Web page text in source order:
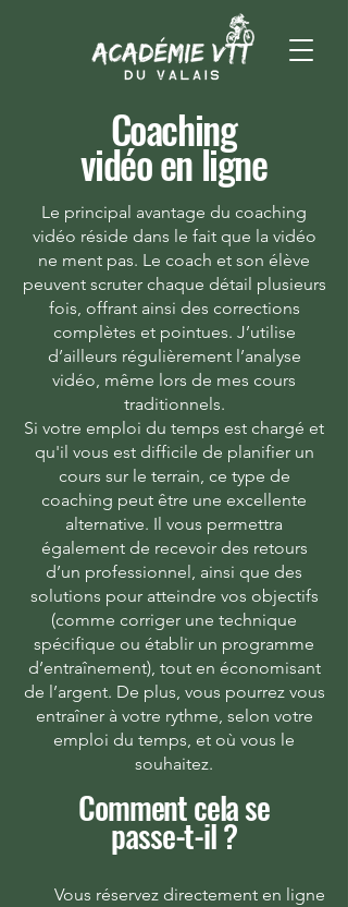
Coaching
vidéo en ligne
Le principal avantage du coaching
vidéo réside dans le fait que la vidéo
ne ment pas. Le coach et son élève
peuvent scruter chaque détail plusieurs
fois, offrant ainsi des corrections
complètes et pointues. J’utilise
d’ailleurs régulièrement l’analyse
vidéo, même lors de mes cours
traditionnels.
Si votre emploi du temps est chargé et
qu'il vous est difficile de planifier un
cours sur le terrain, ce type de
coaching peut être une excellente
alternative. Il vous permettra
également de recevoir des retours
d’un professionnel, ainsi que des
solutions pour atteindre vos objectifs
(comme corriger une technique
spécifique ou établir un programme
d’entraînement), tout en économisant
de l’argent. De plus, vous pourrez vous
entraîner à votre rythme, selon votre
emploi du temps, et où vous le
souhaitez.
Comment cela se
passe-t-il ?
Vous réservez directement en ligne